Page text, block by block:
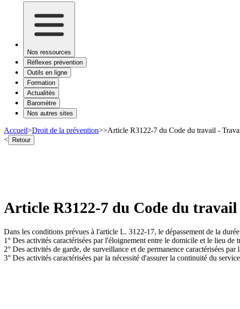
Nos ressources
Réflexes prévention
Outils en ligne
Formation
Actualités
Baromètre
Nos autres sites
Accueil>Droit de la prévention>>Article R3122-7 du Code du travail -
< Retour
Article R3122-7 du Code du
Dans les conditions prévues à l'article L. 3122-17, le dépassement de la
1° Des activités caractérisées par l'éloignement entre le domicile et le lieu
2° Des activités de garde, de surveillance et de permanence caractérisées
3° Des activités caractérisées par la nécessité d'assurer la continuité du